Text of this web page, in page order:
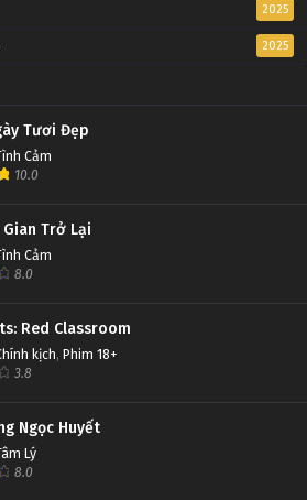
2025
2025
Tươi Đẹp
Cảm
10.0
Trở Lại
Cảm
8.0
Red Classroom
kịch, Phim 18+
3.8
Ngọc Huyết
Lý
8.0